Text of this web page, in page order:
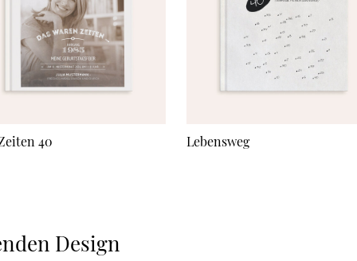
40 Lebensweg
Design